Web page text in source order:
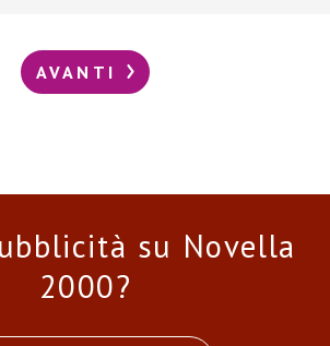
AVANTI
su Novella
2000?